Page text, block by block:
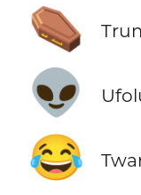
⚰️
👽
😂